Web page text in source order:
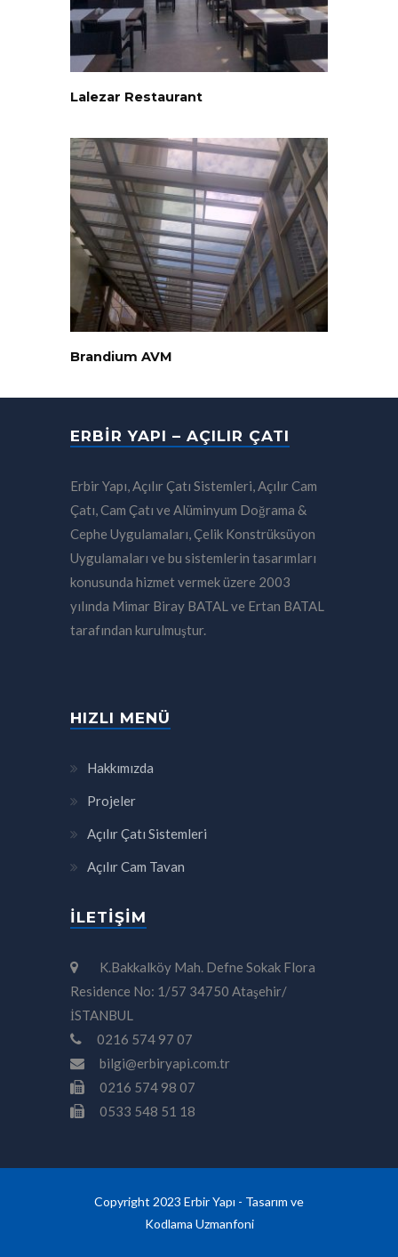
Lalezar Restaurant
Brandium AVM
ERBIR YAPI – AÇILIR ÇATI
Erbir Yapı, Açılır Çatı Sistemleri, Açılır Cam
Çatı, Cam Çatı ve Alüminyum Doğrama &
Cephe Uygulamaları, Çelik Konstrüksüyon
Uygulamaları ve bu sistemlerin tasarımları
konusunda hizmet vermek üzere 2003
yılında Mimar Biray BATAL ve Ertan BATAL
tarafından kurulmuştur.
HIZLI MENÜ
Hakkımızda
Projeler
Açılır Çatı Sistemleri
Açılır Cam Tavan
İLETIŞIM
K.Bakkalköy Mah. Defne Sokak Flora
Residence No: 1/57 34750 Ataşehir/
İSTANBUL
0216 574 97 07
bilgi@erbiryapi.com.tr
0216 574 98 07
0533 548 51 18
Copyright 2023 Erbir Yapı - Tasarım ve
Kodlama Uzmanfoni